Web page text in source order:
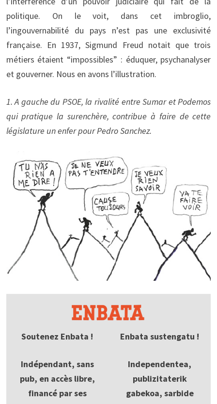
politique. On le voit, dans cet imbroglio,
l’ingouvernabilité du pays n’est pas une exclusivité
française. En 1937, Sigmund Freud notait que trois
métiers étaient “impossibles” : éduquer, psychanalyser
et gouverner. Nous en avons l’illustration.
1. A gauche du PSOE, la rivalité entre Sumar et Podemos
qui pratique la surenchère, contribue à faire de cette
législature un enfer pour Pedro Sanchez.
Soutenez Enbata !
Indépendant, sans
pub, en accès libre,
financé par ses
Enbata sustengatu !
Independentea,
publizitaterik
gabekoa, sarbide